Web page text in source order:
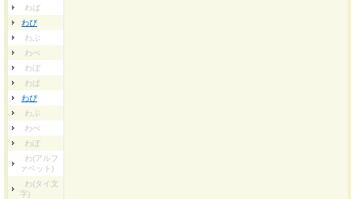
わば
わび
わぶ
わべ
わぼ
わぱ
わぴ
わぷ
わぺ
わぽ
わ(アルフ
ァベット)
わ(タイ文
字)